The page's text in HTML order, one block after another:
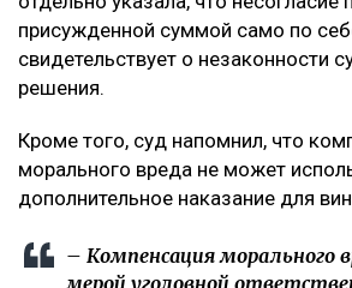
Судебная коллегия оставила
удовлетворения, подчеркнув, что
изменения размера компенсации
постановлении отмечается, что
компенсации относится к
суда и производится с учетом
обстоятельств дела, характера
страданий потерпевшего, степени
осужденного, а также требований
справедливости. При этом